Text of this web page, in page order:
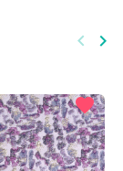
keyboard_arrow_left keyboard_arrow_right
favorite